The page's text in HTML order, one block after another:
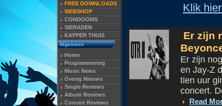
FREE DOWNLOADS
WEBSHOP
CONDOOMS
SIERADEN
KAPPER THUIS
Algemeen
Home
Programmering
Music News
Overig Nieuws
Single Reviews
Album Reviews
Concert Reviews
Klik
Er zijn
Er zijn
en Jay-Z
tien uur
concert.
Read